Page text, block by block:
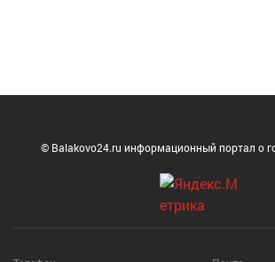
© Balakovo24.ru информационный портал о